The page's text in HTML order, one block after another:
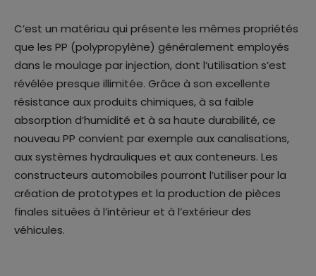
C’est un matériau qui présente les mêmes propriétés
que les PP (polypropylène) généralement employés
dans le moulage par injection, dont l’utilisation s’est
révélée presque illimitée. Grâce à son excellente
résistance aux produits chimiques, à sa faible
absorption d’humidité et à sa haute durabilité, ce
nouveau PP convient par exemple aux canalisations,
aux systèmes hydrauliques et aux conteneurs. Les
constructeurs automobiles pourront l’utiliser pour la
création de prototypes et la production de pièces
finales situées à l’intérieur et à l’extérieur des
véhicules.